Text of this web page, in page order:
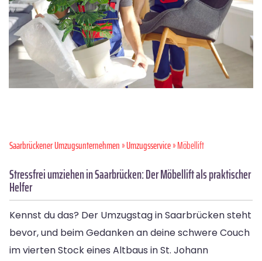
Saarbrückener Umzugsunternehmen»Umzugsservice» Möbellift
Stressfrei umziehen in Saarbrücken: Der Möbellift als praktischer
Helfer
Kennst du das? Der Umzugstag in Saarbrücken steht
bevor, und beim Gedanken an deine schwere Couch
im vierten Stock eines Altbaus in St. Johann